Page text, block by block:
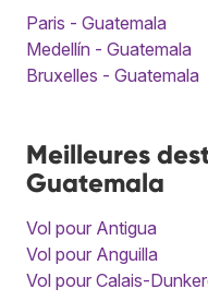
Paris - Guatemala
Medellín - Guatemala
Bruxelles - Guatemala
Meilleures
Guatemala
Vol pour Antigua
Vol pour Anguilla
Vol pour Calais-